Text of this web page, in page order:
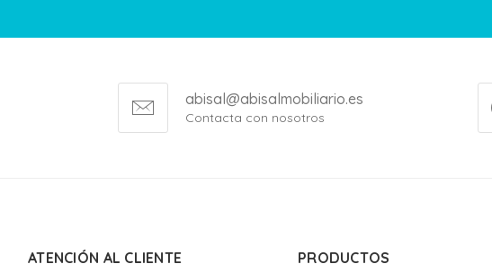
abisal@abisalmobiliario.es
Contacta con nosotros
ATENCIÓN AL CLIENTE PRODUCTOS